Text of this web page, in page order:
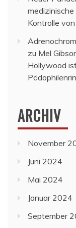
Kontrolle
zu Mel
Hollywood
ARCHIV
November
Juni 2024
Mai 2024
Januar 2024
September